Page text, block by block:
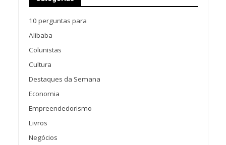
10 perguntas para
Alibaba
Colunistas
Cultura
Destaques da Semana
Economia
Empreendedorismo
Livros
Negócios